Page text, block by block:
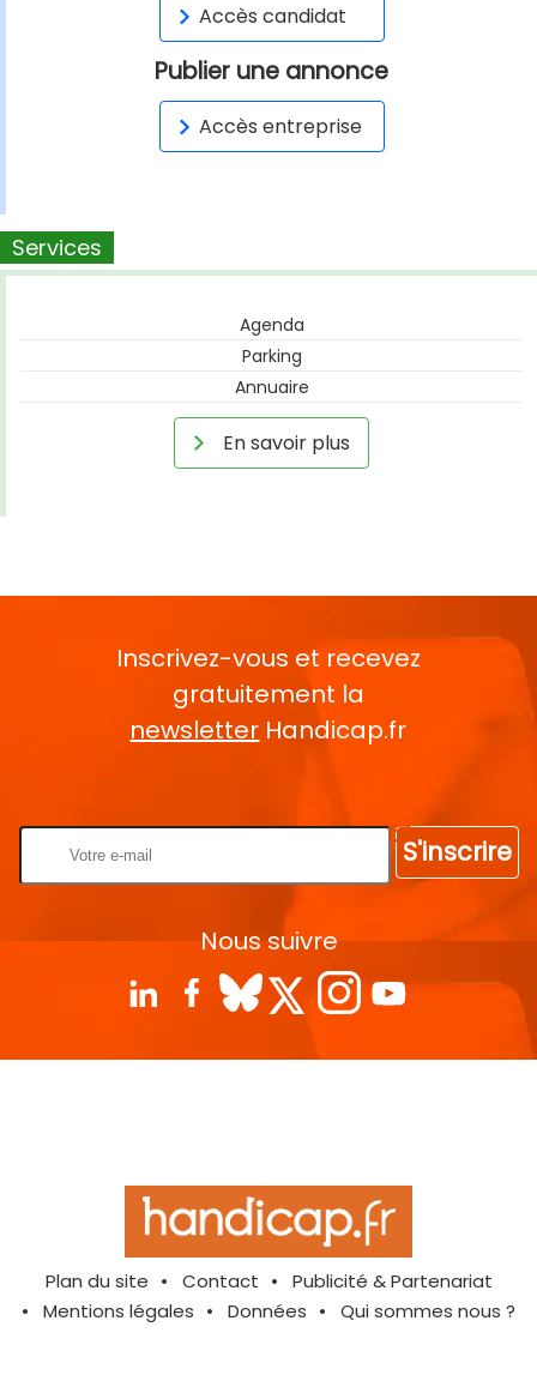
Accès candidat
Publier une annonce
Accès entreprise
Services
Agenda
Parking
Annuaire
En savoir plus
Inscrivez-vous et recevez
gratuitement la
newsletter Handicap.fr
S'inscrire
Nous suivre
Plan du site Contact
Publicité & Partenariat
Mentions légales
Données Qui sommes nous ?